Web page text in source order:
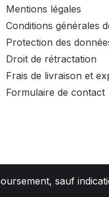
Mentions légales
Conditions générales
Protection des
Droit de rétractation
Frais de livraison et
Formulaire de contact
sauf